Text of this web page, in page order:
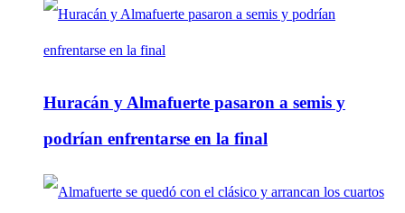
Huracán y Almafuerte pasaron a semis y
podrían enfrentarse en la final